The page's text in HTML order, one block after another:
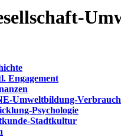
Engagement
Umweltbildung-
Psychologie
Stadtkultur